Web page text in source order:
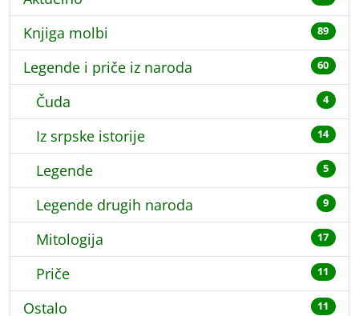
Knjiga molbi 89
Legende i priče iz naroda 60
Čuda 4
Iz srpske istorije 14
Legende 5
Legende drugih naroda 9
Mitologija 17
Priče 11
Ostalo 11